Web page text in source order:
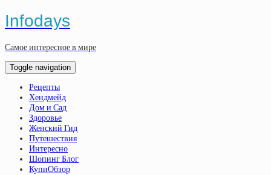
Infodays
Самое интересное в мире
Toggle navigation
Рецепты
Хендмейд
Дом и Сад
Здоровье
Женский Гид
Путешествия
Интересно
Шопинг Блог
КупиОбзор